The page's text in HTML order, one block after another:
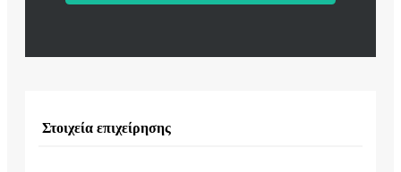
Στοιχεία επιχείρησης